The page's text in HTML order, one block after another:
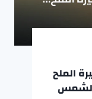
الملح
الشمس